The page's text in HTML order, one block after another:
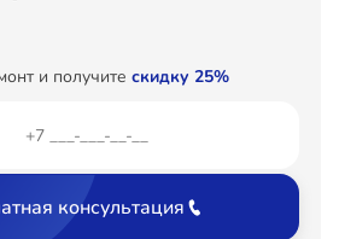
и получите скидку 25%
консультация